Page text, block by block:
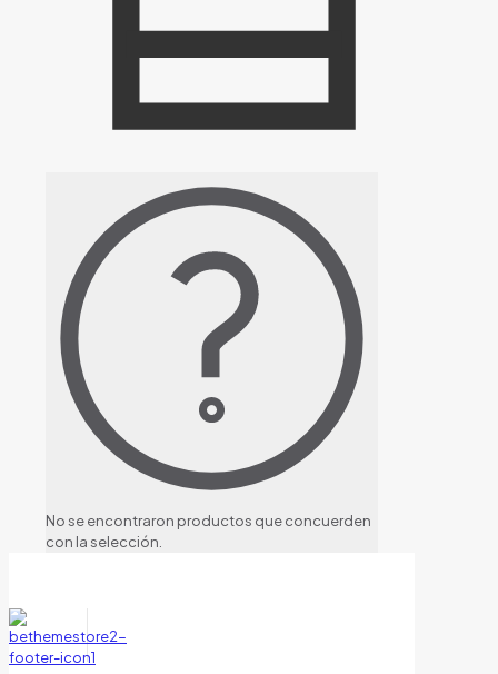
No se encontraron productos que concuerden
con la selección.